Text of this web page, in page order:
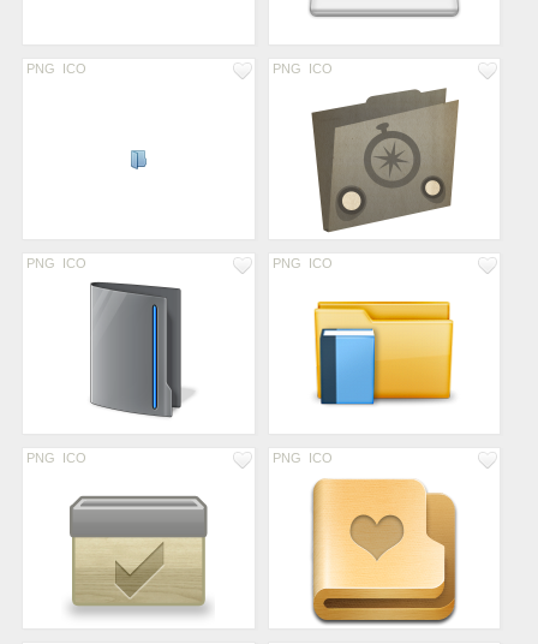
PNG ICO PNG ICO
PNG ICO PNG ICO
PNG ICO PNG ICO